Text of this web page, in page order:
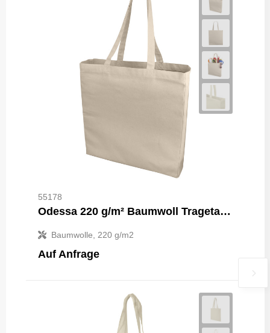
55178
Odessa 220 g/m² Baumwoll Tragetasche 13L
Baumwolle, 220 g/m2
Auf Anfrage